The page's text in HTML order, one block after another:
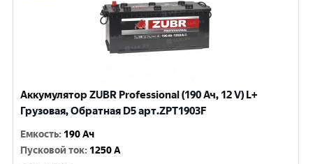
Аккумулятор ZUBR Professional (190 Ач, 12 V) L+
Грузовая, Обратная D5 арт.ZPT1903F
Емкость: 190 Ач
Пусковой ток: 1250 A